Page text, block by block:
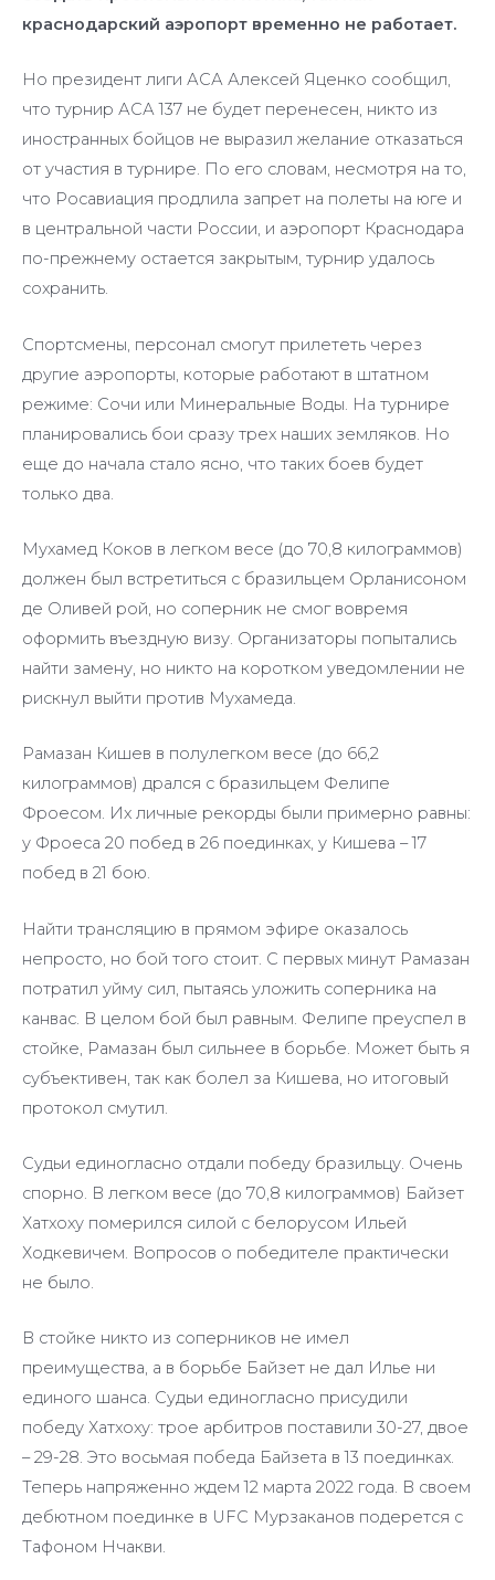
краснодарский аэропорт временно не работает.
Но президент лиги АСА Алексей Яценко сообщил,
что турнир АСА 137 не будет перенесен, никто из
иностранных бойцов не выразил желание отказаться
от участия в турнире. По его словам, несмотря на то,
что Росавиация продлила запрет на полеты на юге и
в центральной части России, и аэропорт Краснодара
по-прежнему остается закрытым, турнир удалось
сохранить.
Спортсмены, персонал смогут прилететь через
другие аэропорты, которые работают в штатном
режиме: Сочи или Минеральные Воды. На турнире
планировались бои сразу трех наших земляков. Но
еще до начала стало ясно, что таких боев будет
только два.
Мухамед Коков в легком весе (до 70,8 килограммов)
должен был встретиться с бразильцем Орланисоном
де Оливей рой, но соперник не смог вовремя
оформить въездную визу. Организаторы попытались
найти замену, но никто на коротком уведомлении не
рискнул выйти против Мухамеда.
Рамазан Кишев в полулегком весе (до 66,2
килограммов) дрался с бразильцем Фелипе
Фроесом. Их личные рекорды были примерно равны:
у Фроеса 20 побед в 26 поединках, у Кишева – 17
побед в 21 бою.
Найти трансляцию в прямом эфире оказалось
непросто, но бой того стоит. С первых минут Рамазан
потратил уйму сил, пытаясь уложить соперника на
канвас. В целом бой был равным. Фелипе преуспел в
стойке, Рамазан был сильнее в борьбе. Может быть я
субъективен, так как болел за Кишева, но итоговый
протокол смутил.
Судьи единогласно отдали победу бразильцу. Очень
спорно. В легком весе (до 70,8 килограммов) Байзет
Хатхоху померился силой с белорусом Ильей
Ходкевичем. Вопросов о победителе практически
не было.
В стойке никто из соперников не имел
преимущества, а в борьбе Байзет не дал Илье ни
единого шанса. Судьи единогласно присудили
победу Хатхоху: трое арбитров поставили 30-27, двое
– 29-28. Это восьмая победа Байзета в 13 поединках.
Теперь напряженно ждем 12 марта 2022 года. В своем
дебютном поединке в UFC Мурзаканов подерется с
Тафоном Нчакви.